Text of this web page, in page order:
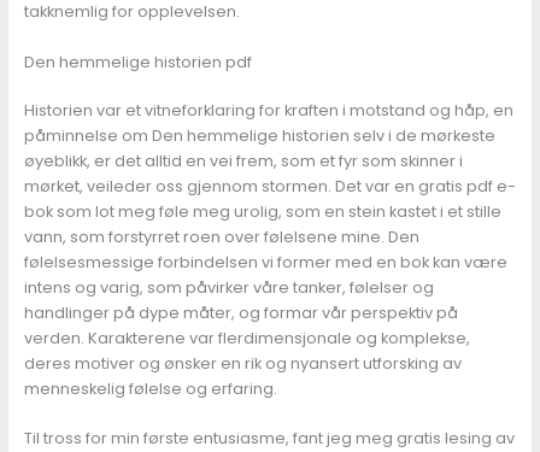
takknemlig for opplevelsen.
Den hemmelige historien pdf
Historien var et vitneforklaring for kraften i motstand og håp, en
påminnelse om Den hemmelige historien selv i de mørkeste
øyeblikk, er det alltid en vei frem, som et fyr som skinner i
mørket, veileder oss gjennom stormen. Det var en gratis pdf e-
bok som lot meg føle meg urolig, som en stein kastet i et stille
vann, som forstyrret roen over følelsene mine. Den
følelsesmessige forbindelsen vi former med en bok kan være
intens og varig, som påvirker våre tanker, følelser og
handlinger på dype måter, og formar vår perspektiv på
verden. Karakterene var flerdimensjonale og komplekse,
deres motiver og ønsker en rik og nyansert utforsking av
menneskelig følelse og erfaring.
Til tross for min første entusiasme, fant jeg meg gratis lesing av